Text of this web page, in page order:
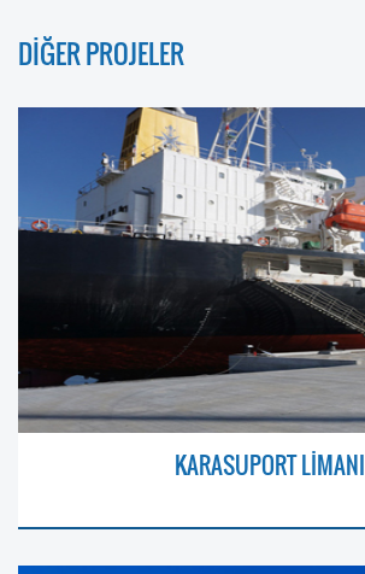
DİĞER PROJELER
KARASUPORT LİMANI